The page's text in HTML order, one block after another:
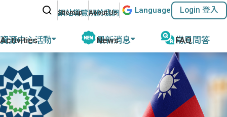
站內搜尋
網站導覽關於我們 Language Login 登入
教育部教學資源
參考教材清單
名師專欄
華師任教心得
計畫緣起
優華語官方資訊
資源中心活動
報導
任教行前說明
最新消息 常見問答